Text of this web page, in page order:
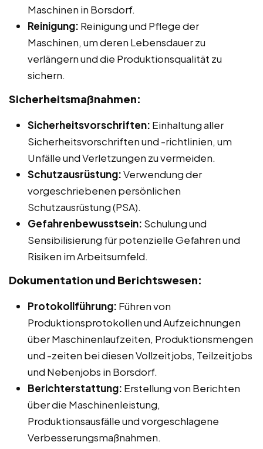
Maschinen in Borsdorf.
Reinigung: Reinigung und Pflege der
Maschinen, um deren Lebensdauer zu
verlängern und die Produktionsqualität zu
sichern.
Sicherheitsmaßnahmen:
Sicherheitsvorschriften: Einhaltung aller
Sicherheitsvorschriften und -richtlinien, um
Unfälle und Verletzungen zu vermeiden.
Schutzausrüstung:Verwendung der
vorgeschriebenen persönlichen
Schutzausrüstung (PSA).
Gefahrenbewusstsein: Schulung und
Sensibilisierung für potenzielle Gefahren und
Risiken im Arbeitsumfeld.
Dokumentation und Berichtswesen:
Protokollführung: Führen von
Produktionsprotokollen und Aufzeichnungen
über Maschinenlaufzeiten, Produktionsmengen
und -zeiten bei diesen Vollzeitjobs, Teilzeitjobs
und Nebenjobs in Borsdorf.
Berichterstattung: Erstellung von Berichten
über die Maschinenleistung,
Produktionsausfälle und vorgeschlagene
Verbesserungsmaßnahmen.